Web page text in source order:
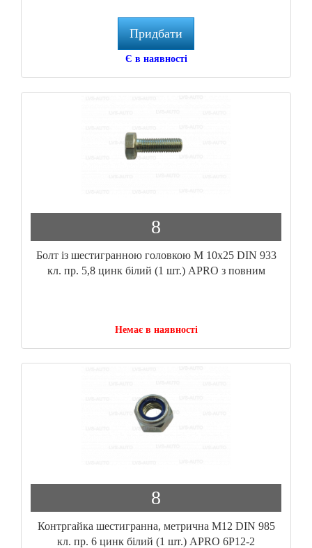
Придбати
Є в наявності
8
Болт із шестигранною головкою М 10x25 DIN 933
кл. пр. 5,8 цинк білий (1 шт.) APRO з повним
Немає в наявності
8
Контргайка шестигранна, метрична М12 DIN 985
кл. пр. 6 цинк білий (1 шт.) APRO 6P12-2